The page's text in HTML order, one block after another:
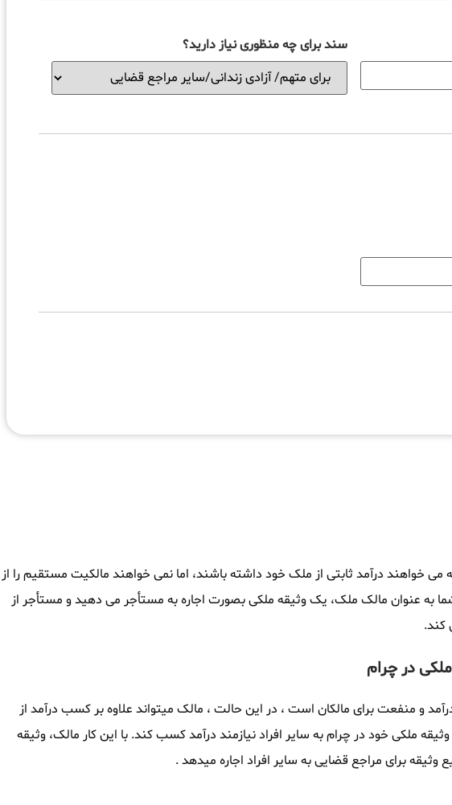
سند برای چه منظوری نیاز دارید؟
می خواهند درآمد ثابتی از ملک خود داشته باشند، اما نمی خواهند مالکیت مستقیم را از
به عنوان مالک ملک، یک وثیقه ملکی بصورت اجاره به مستأجر می دهید و مستأجر از
کند.
در چرام
و منفعت برای مالکان است ، در این حالت ، مالک میتواند علاوه بر کسب درآمد از
ملکی خود در چرام به سایر افراد نیازمند درآمد کسب کند. با این کار مالک، وثیقه
وثیقه برای مراجع قضایی به سایر افراد اجاره میدهد .